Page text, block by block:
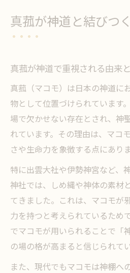
真菰が神道と結びつ
真菰が神道で重視される由来
真菰（マコモ）は日本の神道に
物として位置づけられています
場で欠かせない存在とされ、神
れています。その理由は、マコ
さや生命力を象徴する点にありま
特に出雲大社や伊勢神宮など、
神社では、しめ縄や神体の素材
てきました。これは、マコモが
力を持つと考えられているため
でマコモが用いられることで「
の場の格が高まると信じられてい
また、現代でもマコモは神棚へ